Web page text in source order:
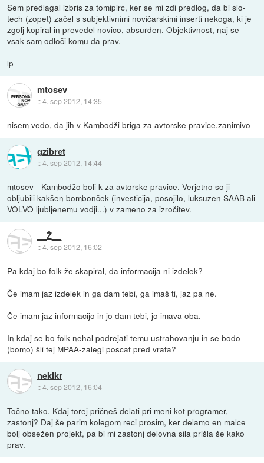
Sem predlagal izbris za tomipirc, ker se mi zdi predlog, da bi slo-
tech (zopet) začel s subjektivnimi novičarskimi inserti nekoga, ki je
zgolj kopiral in prevedel novico, absurden. Objektivnost, naj se
vsak sam odloči komu da prav.
lp
mtosev
::4. sep 2012, 14:35
nisem vedo, da jih v Kambodži briga za avtorske pravice.zanimivo
gzibret
::4. sep 2012, 14:44
mtosev - Kambodžo boli k za avtorske pravice. Verjetno so ji
obljubili kakšen bombonček (investicija, posojilo, luksuzen SAAB ali
VOLVO ljubljenemu vodji...) v zameno za izročitev.
__Ž__
::4. sep 2012, 16:02
Pa kdaj bo folk že skapiral, da informacija ni izdelek?
Če imam jaz izdelek in ga dam tebi, ga imaš ti, jaz pa ne.
Če imam jaz informacijo in jo dam tebi, jo imava oba.
In kdaj se bo folk nehal podrejati temu ustrahovanju in se bodo
(bomo) šli tej MPAA-zalegi poscat pred vrata?
nekikr
::4. sep 2012, 16:04
Točno tako. Kdaj torej pričneš delati pri meni kot programer,
zastonj? Daj še parim kolegom reci prosim, ker delamo en malce
bolj obsežen projekt, pa bi mi zastonj delovna sila prišla še kako
prav.